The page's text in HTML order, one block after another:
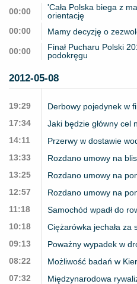
00:00
'Cała Polska biega z
orientację
00:00
Mamy decyzję o
00:00
Finał Pucharu Polski
podokręgu
2012-05-08
19:29
Derbowy pojedynek w
17:34
Jaki będzie główny cel
14:11
Przerwy w dostawie
13:33
Rozdano umowy na
13:25
Rozdano umowy na
12:57
Rozdano umowy na
11:18
Samochód wpadł do
10:18
Ciężarówka jechała za
09:13
Poważny wypadek w
08:22
Możliwość badań w
07:32
Międzynarodowa